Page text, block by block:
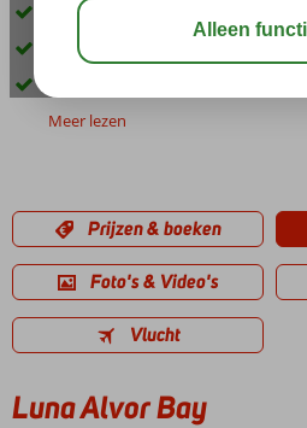
Only Adult hotel; min. leeftijd 18 jaar
Levendig centrum op enkele minuten
Meer lezen
Prijzen & boeken
Foto's & Video's
Vlucht
Luna Alvor Bay